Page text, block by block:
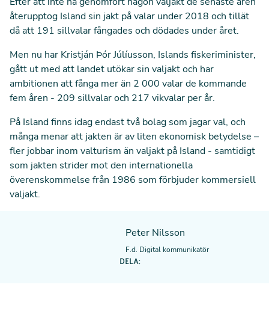
återupptog Island sin jakt på valar under 2018 och tillät
då att 191 sillvalar fångades och dödades under året.
Men nu har Kristján Þór Júlíusson, Islands fiskeriminister,
gått ut med att landet utökar sin valjaktoch har
ambitionen att fånga mer än 2 000 valar de kommande
fem åren - 209 sillvalar och 217 vikvalar per år.
På Island finns idag endast två bolag som jagar val, och
många menar att jakten är av liten ekonomisk betydelse –
fler jobbar inom valturism än valjakt på Island - samtidigt
som jakten strider mot den internationella
överenskommelse från 1986 som förbjuder kommersiell
valjakt.
Peter Nilsson
F.d. Digital kommunikatör
DELA: